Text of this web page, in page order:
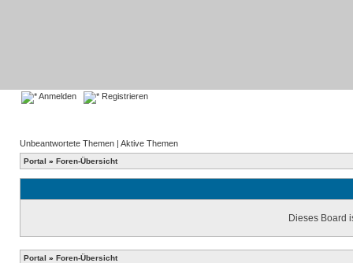
Anmelden Registrieren
Unbeantwortete Themen | Aktive Themen
Portal » Foren-Übersicht
Dieses Board
Portal » Foren-Übersicht